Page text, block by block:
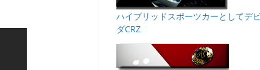
ハイブリッドスポーツカーとしてデ
ダCRZ